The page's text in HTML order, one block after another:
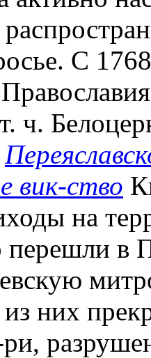
С
ч.
вик-ство
на
перешли
них